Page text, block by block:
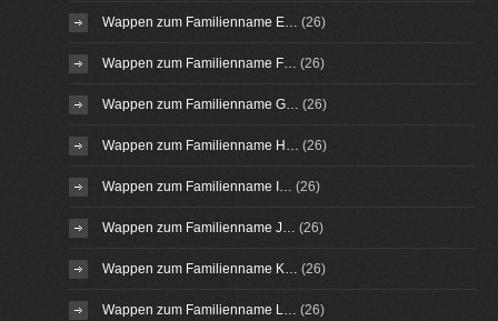
Wappen zum Familienname E… (26)
Wappen zum Familienname F… (26)
Wappen zum Familienname G… (26)
Wappen zum Familienname H… (26)
Wappen zum Familienname I… (26)
Wappen zum Familienname J… (26)
Wappen zum Familienname K… (26)
Wappen zum Familienname L… (26)